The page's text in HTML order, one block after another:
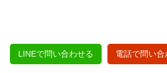
LINEで問い合わせる 電話で問い合